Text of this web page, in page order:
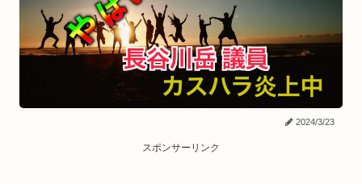
2024/3/23
スポンサーリンク